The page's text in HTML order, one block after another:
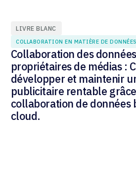
LIVRE BLANC
COLLABORATION EN MATIÈRE DE DONNÉES
Collaboration des
propriétaires de médias :
développer et maintenir
publicitaire rentable
collaboration de données
cloud.